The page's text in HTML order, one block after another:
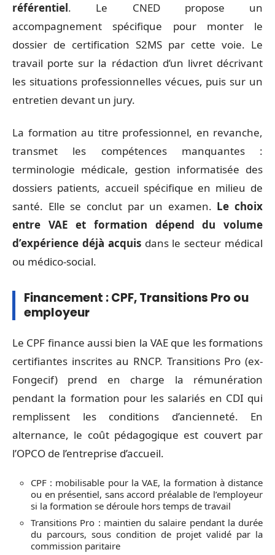
référentiel. Le CNED propose un
accompagnement spécifique pour monter le
dossier de certification S2MS par cette voie. Le
travail porte sur la rédaction d’un livret décrivant
les situations professionnelles vécues, puis sur un
entretien devant un jury.
La formation au titre professionnel, en revanche,
transmet les compétences manquantes :
terminologie médicale, gestion informatisée des
dossiers patients, accueil spécifique en milieu de
santé. Elle se conclut par un examen. Le choix
entre VAE et formation dépend du volume
d’expérience déjà acquisdans le secteur médical
ou médico-social.
Financement : CPF, Transitions Pro ou
employeur
Le CPF finance aussi bien la VAE que les formations
certifiantes inscrites au RNCP. Transitions Pro (ex-
Fongecif) prend en charge la rémunération
pendant la formation pour les salariés en CDI qui
remplissent les conditions d’ancienneté. En
alternance, le coût pédagogique est couvert par
l’OPCO de l’entreprise d’accueil.
CPF : mobilisable pour la VAE, la formation à distance
ou en présentiel, sans accord préalable de l’employeur
si la formation se déroule hors temps de travail
Transitions Pro : maintien du salaire pendant la durée
du parcours, sous condition de projet validé par la
commission paritaire